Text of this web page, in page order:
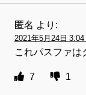
匿名 より:
2021年5月24日 3:04
これパスファ
7 1